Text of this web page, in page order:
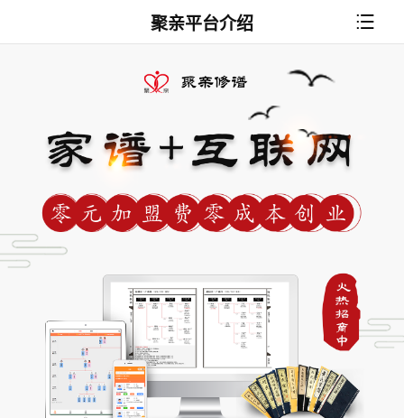
聚亲平台介绍